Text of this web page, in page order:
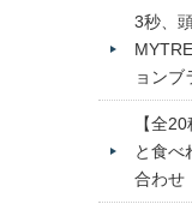
3秒、
ョンブ
【全
と食べ
合わせ